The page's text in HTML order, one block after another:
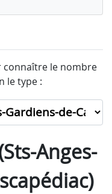
connaître le nombre
le type :
Anges-